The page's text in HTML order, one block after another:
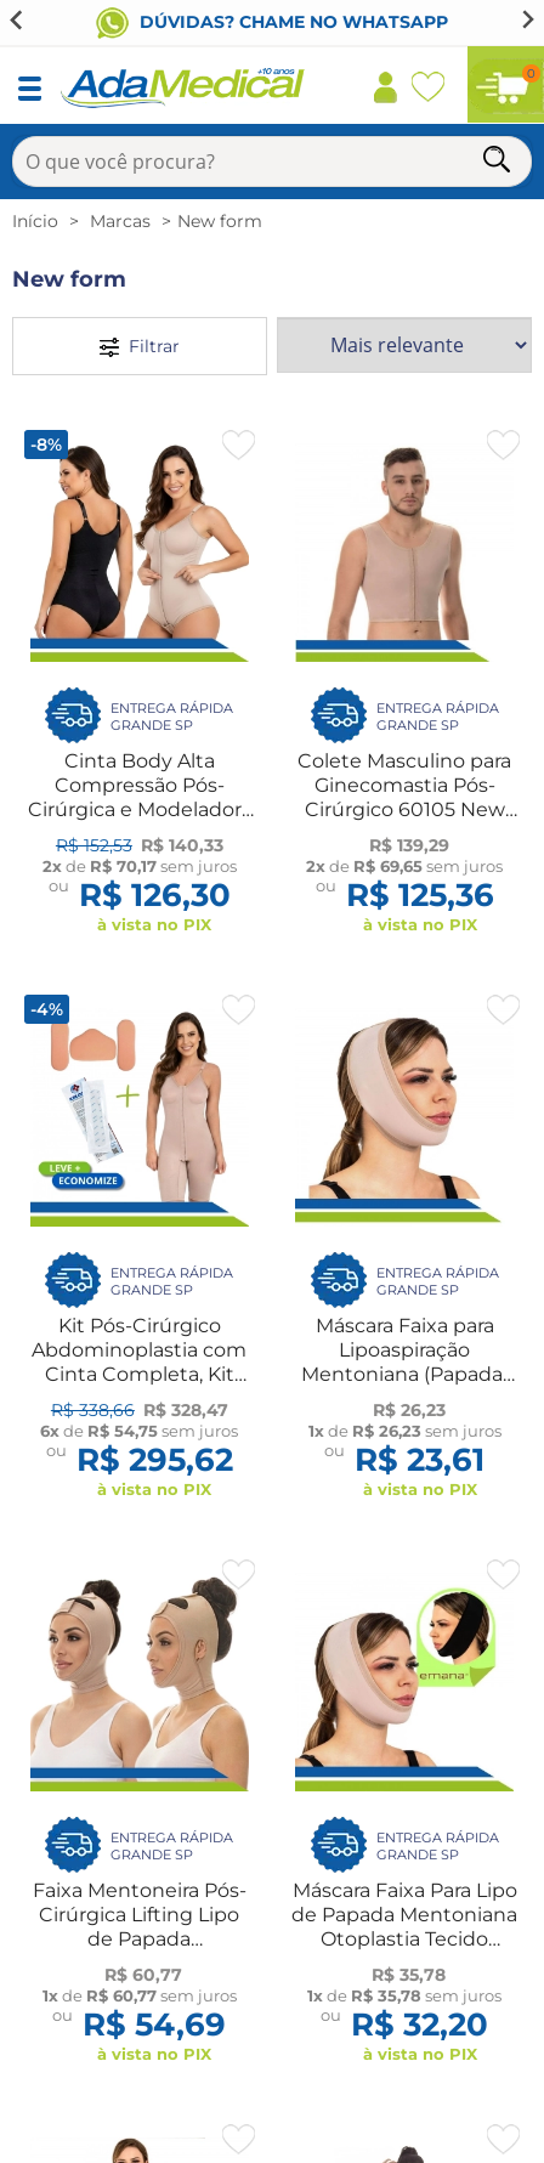
CHAME NO WHATSAPP
0
Início Marcas New form
New form
Filtrar
-8%
ENTREGA RÁPIDA
GRANDE SP
Cinta Body Alta
Compressão Pós-
Cirúrgica e Modeladora
com Colchetes
Frontais e Sutiã com
Alças UN 60602 New
Form
R$ 152,53 R$ 140,33
2xde R$ 70,17sem juros
ou
R$ 126,30
à vista no PIX
ENTREGA RÁPIDA
GRANDE SP
Colete Masculino para
Ginecomastia Pós-
Cirúrgico 60105 New
Form
R$ 139,29
2xde R$ 69,65sem juros
ou
R$ 125,36
à vista no PIX
-4%
ENTREGA RÁPIDA
GRANDE SP
Kit Pós-Cirúrgico
Abdominoplastia com
Cinta Completa, Kit
Placas de Contenção e
Fita de Silicone
R$ 338,66 R$ 328,47
6xde R$ 54,75sem juros
ou
R$ 295,62
à vista no PIX
ENTREGA RÁPIDA
GRANDE SP
Máscara Faixa para
Lipoaspiração
Mentoniana (Papada)
Otoplastia e
Bichectomia New
Form
R$ 26,23
1xde R$ 26,23 sem juros
ou
R$ 23,61
à vista no PIX
ENTREGA RÁPIDA
GRANDE SP
Faixa Mentoneira Pós-
Cirúrgica Lifting Lipo
de Papada
Bichectomia New
Form
R$ 60,77
1xde R$ 60,77sem juros
ou
R$ 54,69
à vista no PIX
ENTREGA RÁPIDA
GRANDE SP
Máscara Faixa Para Lipo
de Papada Mentoniana
Otoplastia Tecido
Emana New Form
R$ 35,78
1xde R$ 35,78 sem juros
ou
R$ 32,20
à vista no PIX